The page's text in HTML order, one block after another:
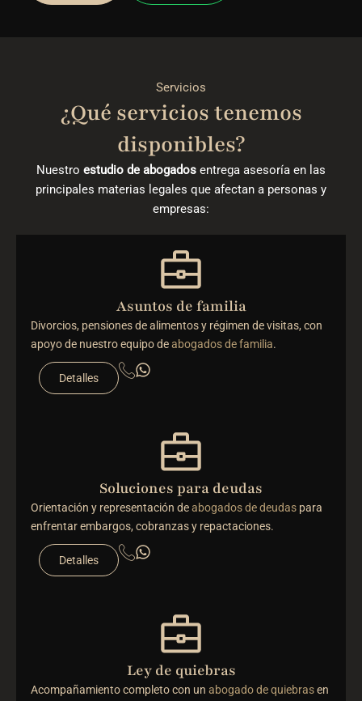
Servicios
¿Qué servicios tenemos
disponibles?
Nuestro estudio de abogados entrega asesoría en las
principales materias legales que afectan a personas y
empresas:
Asuntos de familia
Divorcios, pensiones de alimentos y régimen de visitas, con
apoyo de nuestro equipo deabogados de familia.
Detalles
Soluciones para deudas
Orientación y representación deabogados de deudas para
enfrentar embargos, cobranzas y repactaciones.
Detalles
Ley de quiebras
Acompañamiento completo con un abogado de quiebrasen